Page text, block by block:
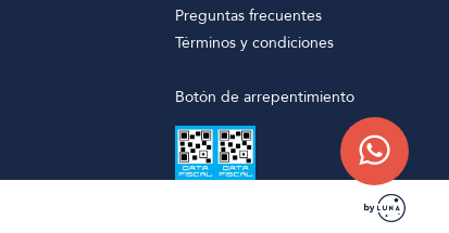
Preguntas frecuentes
Términos y condiciones
Botón de arrepentimiento